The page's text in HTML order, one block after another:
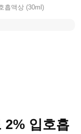
흡액상 (30ml)
2% 입호흡